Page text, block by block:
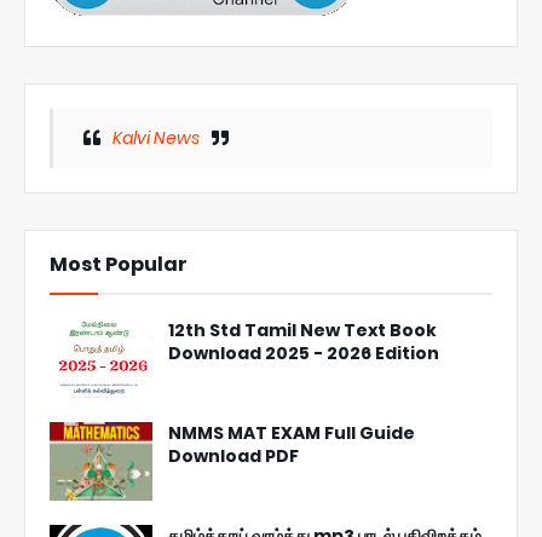
Kalvi News
Most Popular
12th Std Tamil New Text Book
Download 2025 - 2026 Edition
NMMS MAT EXAM Full Guide
Download PDF